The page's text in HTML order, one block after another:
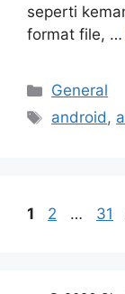
seperti
format file, …
Categories
General
Tags
android,
Page
1 Page
2 … 31